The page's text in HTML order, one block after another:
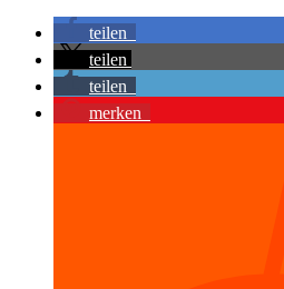
teilen
teilen
teilen
merken